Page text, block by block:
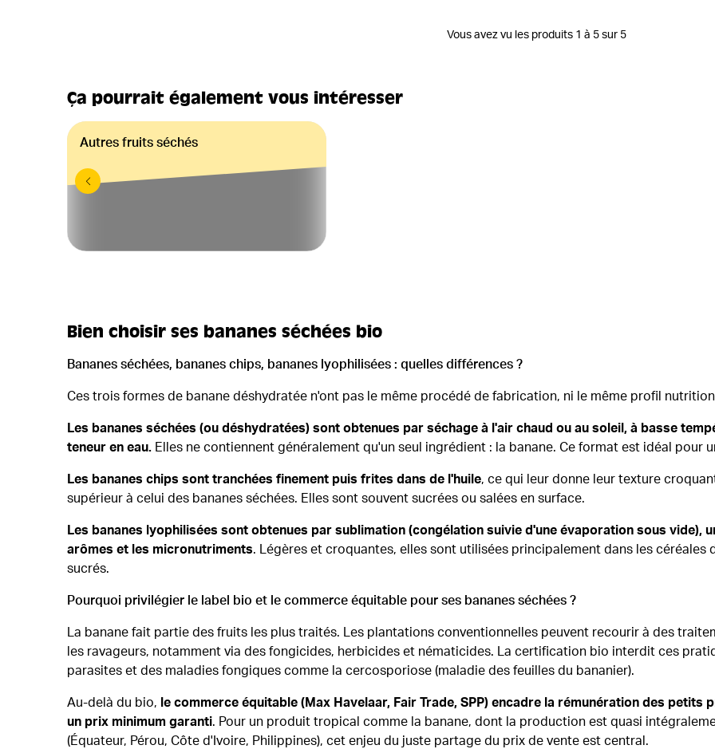
Vous avez vu les produits 1 à 5 sur 5
Ça pourrait également vous intéresser
Autres fruits séchés
Bien choisir ses bananes séchées bio
Bananes séchées, bananes chips, bananes lyophilisées : quelles différences ?
Ces trois formes de banane déshydratée n'ont pas le même procédé de fabrication, ni le même profil
Les bananes séchées (ou déshydratées) sont obtenues par séchage à l'air chaud ou au soleil, à basse
teneur en eau. Elles ne contiennent généralement qu'un seul ingrédient : la banane. Ce format est idéal pour
Les bananes chips sont tranchées finement puis frites dans de l'huile, ce qui leur donne leur texture
supérieur à celui des bananes séchées. Elles sont souvent sucrées ou salées en surface.
Les bananes lyophilisées sont obtenues par sublimation (congélation suivie d'une évaporation sous vide),
arômes et les micronutriments. Légères et croquantes, elles sont utilisées principalement dans les
sucrés.
Pourquoi privilégier le label bio et le commerce équitable pour ses bananes séchées ?
La banane fait partie des fruits les plus traités. Les plantations conventionnelles peuvent recourir à des
les ravageurs, notamment via des fongicides, herbicides et nématicides. La certification bio interdit ces
parasites et des maladies fongiques comme la cercosporiose (maladie des feuilles du bananier).
Au-delà du bio, le commerce équitable (Max Havelaar, Fair Trade, SPP) encadre la rémunération des
un prix minimum garanti. Pour un produit tropical comme la banane, dont la production est quasi
(Équateur, Pérou, Côte d'Ivoire, Philippines), cet enjeu du juste partage du prix de vente est central.